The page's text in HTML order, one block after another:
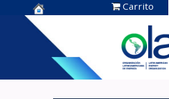
Centro de
Documentación
OLADE -
Carrito